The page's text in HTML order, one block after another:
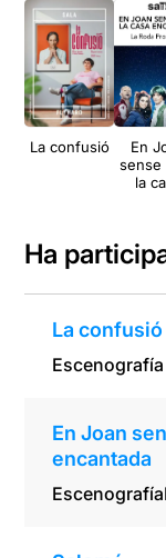
La confusió
En
sense
la
Ha
La confusió
Escenografía
En Joan
encantada
Escenografía